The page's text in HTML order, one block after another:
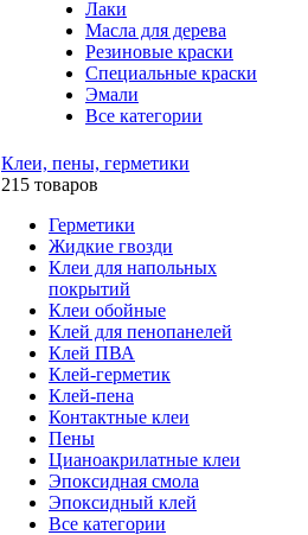
Лаки
Масла для дерева
Резиновые краски
Специальные краски
Эмали
Все категории
Клеи, пены, герметики
215 товаров
Герметики
Жидкие гвозди
Клеи для напольных
покрытий
Клеи обойные
Клей для пенопанелей
Клей ПВА
Клей-герметик
Клей-пена
Контактные клеи
Пены
Цианоакрилатные клеи
Эпоксидная смола
Эпоксидный клей
Все категории